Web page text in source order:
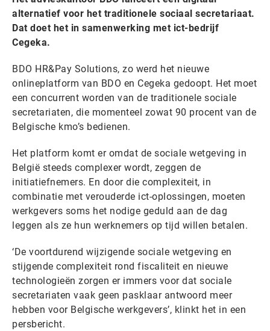
alternatief voor het traditionele sociaal secretariaat.
Dat doet het in samenwerking met ict-bedrijf
Cegeka.
BDO HR&Pay Solutions, zo werd het nieuwe
onlineplatform van BDO en Cegeka gedoopt. Het moet
een concurrent worden van de traditionele sociale
secretariaten, die momenteel zowat 90 procent van de
Belgische kmo’s bedienen.
Het platform komt er omdat de sociale wetgeving in
België steeds complexer wordt, zeggen de
initiatiefnemers. En door die complexiteit, in
combinatie met verouderde ict-oplossingen, moeten
werkgevers soms het nodige geduld aan de dag
leggen als ze hun werknemers op tijd willen betalen.
‘De voortdurend wijzigende sociale wetgeving en
stijgende complexiteit rond fiscaliteit en nieuwe
technologieën zorgen er immers voor dat sociale
secretariaten vaak geen pasklaar antwoord meer
hebben voor Belgische werkgevers’, klinkt het in een
persbericht.